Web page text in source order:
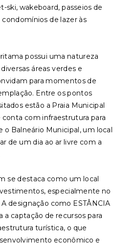
ski, wakeboard, passeios de
condomínios de lazer às
possui uma natureza
áreas verdes e
para momentos de
Entre os pontos
estão a Praia Municipal
com infraestrutura para
o Balneário Municipal, um local
de um dia ao ar livre com a
se destaca como um local
especialmente no
designação como ESTÂNCIA
a captação de recursos para
turística, o que
econômico e